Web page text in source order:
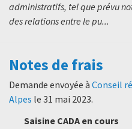
administratifs, tel que prévu
des relations entre le pu...
Notes de frais
Demande envoyée à Conseil
Alpes le 31 mai 2023.
Saisine CADA en cours